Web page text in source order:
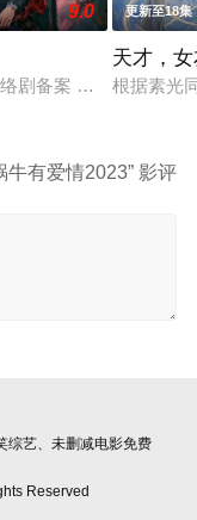
国准备银行”发行的
9.0
剧备案 当代 都市 海
更新至18集
天才，
根据素光
牛有爱情2023” 影评
综艺、未删减电影免费
Reserved